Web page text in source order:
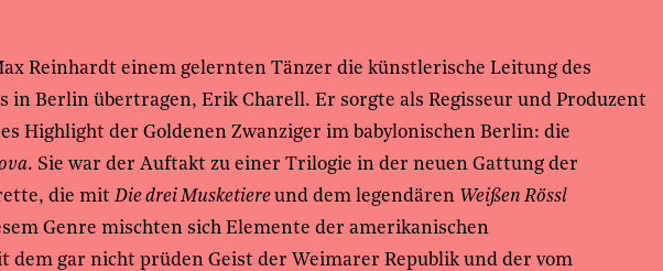
Reinhardt einem gelernten Tänzer die künstlerische Leitung des
in Berlin übertragen, Erik Charell. Er sorgte als Regisseur und Produzent
Highlight der Goldenen Zwanziger im babylonischen Berlin: die
. Sie war der Auftakt zu einer Trilogie in der neuen Gattung der
die mit Die drei Musketiereund dem legendären Weißen Rössl
Genre mischten sich Elemente der amerikanischen
gar nicht prüden Geist der Weimarer Republik und der vom